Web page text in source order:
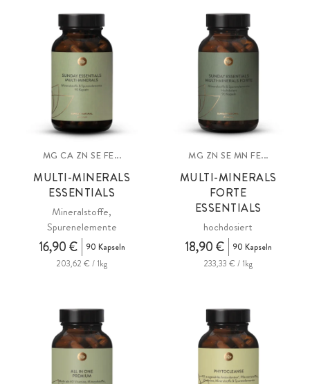
MG CA ZN SE FE...
MULTI-MINERALS
ESSENTIALS
Mineralstoffe,
Spurenelemente
16,90 €
90 Kapseln
203,62 € / 1kg
MG ZN SE MN FE...
MULTI-MINERALS
FORTE
ESSENTIALS
hochdosiert
18,90 €
90 Kapseln
233,33 € / 1kg